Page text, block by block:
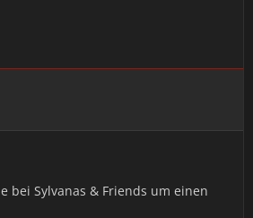
bei Sylvanas & Friends um einen